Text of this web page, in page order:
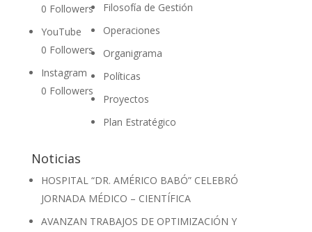
0 Followers
YouTube
0 Followers
Instagram
0 Followers
Filosofía de Gestión
Operaciones
Organigrama
Políticas
Proyectos
Plan Estratégico
Noticias
HOSPITAL “DR. AMÉRICO BABÓ” CELEBRÓ
JORNADA MÉDICO – CIENTÍFICA
AVANZAN TRABAJOS DE OPTIMIZACIÓN Y